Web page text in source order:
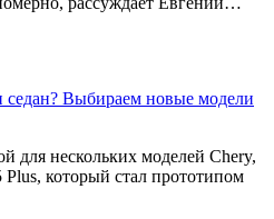
седан? Выбираем новые модели
для нескольких моделей Chery,
который стал прототипом